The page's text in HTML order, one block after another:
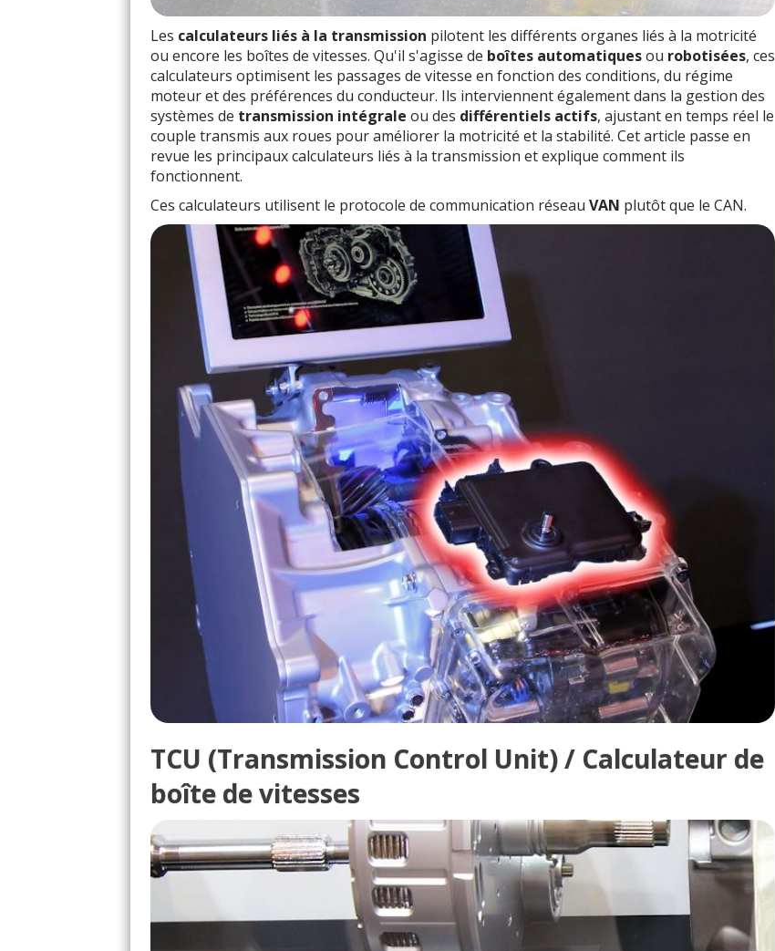
Les calculateurs liés à la transmission pilotent les différents organes liés à la motricité
ou encore les boîtes de vitesses. Qu'il s'agisse de boîtes automatiquesou robotisées, ces
calculateurs optimisent les passages de vitesse en fonction des conditions, du régime
moteur et des préférences du conducteur. Ils interviennent également dans la gestion des
systèmes de transmission intégrale ou des différentiels actifs, ajustant en temps réel le
couple transmis aux roues pour améliorer la motricité et la stabilité. Cet article passe en
revue les principaux calculateurs liés à la transmission et explique comment ils
fonctionnent.
Ces calculateurs utilisent le protocole de communication réseau VAN plutôt que le CAN.
TCU (Transmission Control Unit) / Calculateur de
boîte de vitesses